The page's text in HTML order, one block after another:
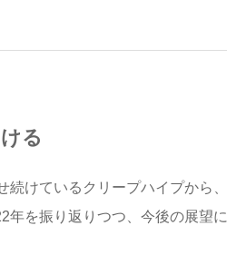
る
続けているクリープハイプから
年を振り返りつつ、今後の展望